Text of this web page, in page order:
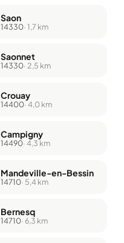
Saon
14330· 1,7 km
Saonnet
14330· 2,5 km
Crouay
14400· 4,0 km
Campigny
14490· 4,3 km
Mandeville-en-Bessin
14710· 5,4 km
Bernesq
14710· 6,3 km